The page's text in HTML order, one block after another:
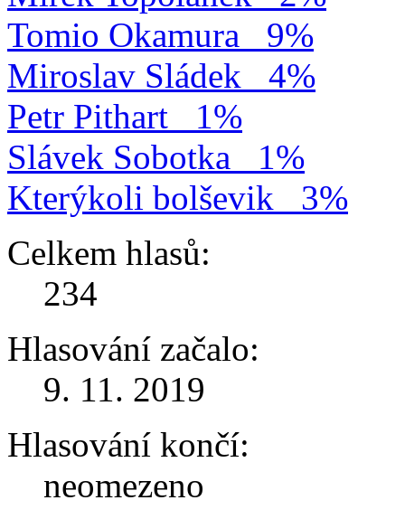
Tomio Okamura
9%
Miroslav Sládek
4%
Petr Pithart
1%
Slávek Sobotka
1%
Kterýkoli bolševik
3%
Celkem hlasů:
234
Hlasování začalo:
9. 11. 2019
Hlasování končí:
neomezeno